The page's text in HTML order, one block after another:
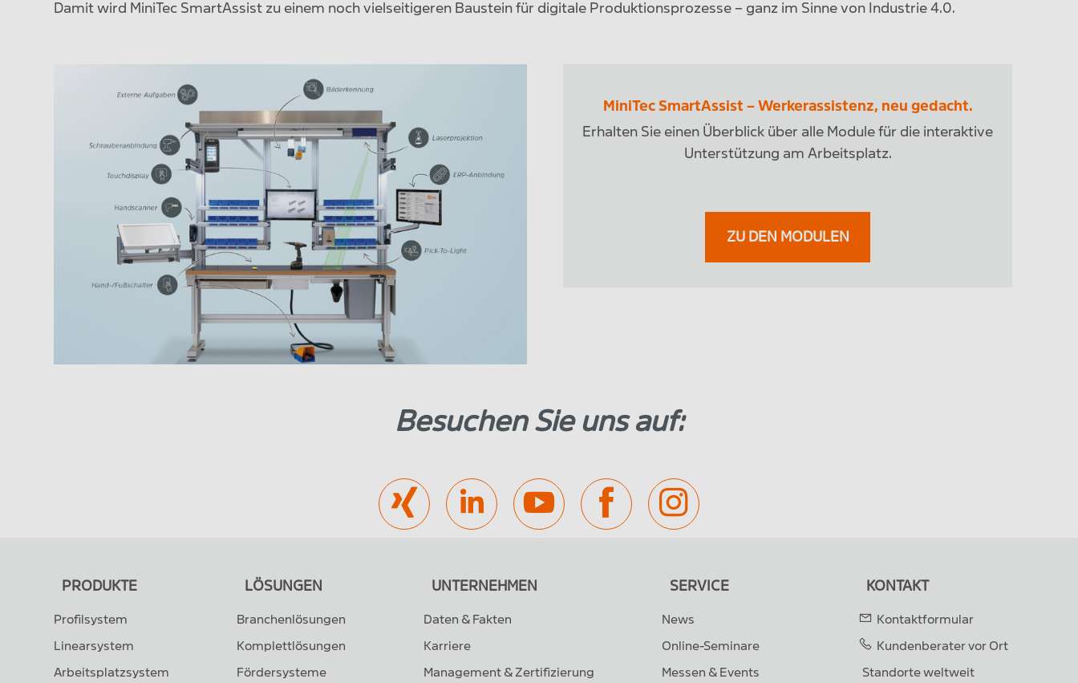
Damit wird MiniTec SmartAssist zu einem noch vielseitigeren Baustein für digitale Produktionsprozesse – ganz im Sinne von Industrie 4.0.
MiniTec SmartAssist – Werkerassistenz, neu gedacht.
Erhalten Sie einen Überblick über alle Module für die interaktive
Unterstützung am Arbeitsplatz.
ZU DEN MODULEN
Besuchen Sie uns auf:
PRODUKTE
Profilsystem
Linearsystem
Arbeitsplatzsystem
LÖSUNGEN
Branchenlösungen
Komplettlösungen
Fördersysteme
UNTERNEHMEN
Daten & Fakten
Karriere
Management & Zertifizierung
SERVICE
News
Online-Seminare
Messen & Events
KONTAKT
Kontaktformular
Kundenberater vor Ort
Standorte weltweit